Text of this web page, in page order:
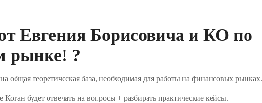
Евгения Борисовича и КО по
рынке! ?
общая теоретическая база, необходимая для работы на финансовых рынках.
будет отвечать на вопросы + разбирать практические кейсы.